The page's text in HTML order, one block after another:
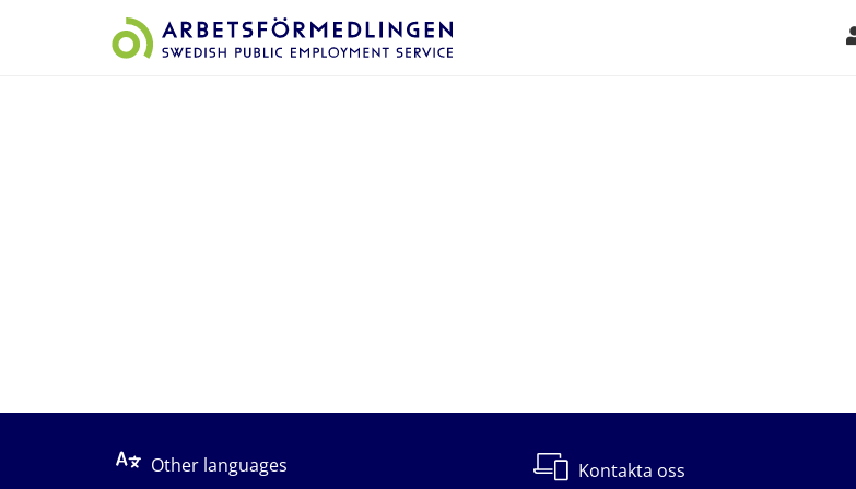
Other languages
Kontakta oss